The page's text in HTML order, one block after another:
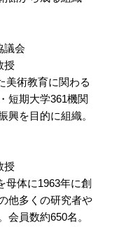
議会
授
美術教育に関わる
短期大学361機関
興を目的に組織。
授
母体に1963年に創
他多くの研究者や
会員数約650名。